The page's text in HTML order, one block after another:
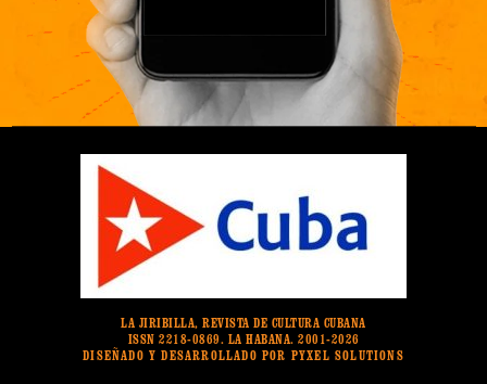
LA JIRIBILLA, REVISTA DE CULTURA CUBANA
ISSN 2218-0869. LA HABANA. 2001-2026
DISEÑADO Y DESARROLLADO POR PYXEL SOLUTIONS